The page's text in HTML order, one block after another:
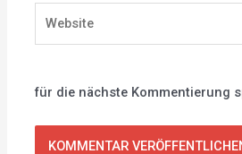
für die nächste Kommentierung